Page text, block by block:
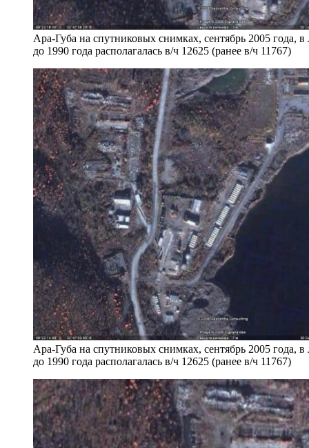
Ара-Губа на спутниковых снимках, сентябрь 2005 года, в
до 1990 года располагалась в/ч 12625 (ранее в/ч 11767)
Ара-Губа на спутниковых снимках, сентябрь 2005 года, в
до 1990 года располагалась в/ч 12625 (ранее в/ч 11767)